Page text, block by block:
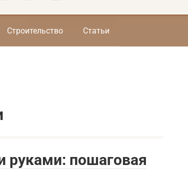
Строительство Статьи
руками: пошаговая